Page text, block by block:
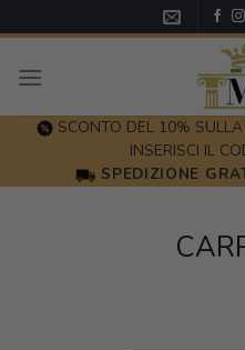
to
content
SCONTO DEL 10%
INSERISCI IL
SPEDIZIONE